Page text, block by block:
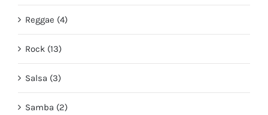
Reggae (4)
Rock (13)
Salsa (3)
Samba (2)